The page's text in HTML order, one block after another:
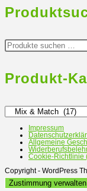
Suchen
Produkt-
Impressum
Allgemeine
Cookie-Richtlinie
Copyright - WordPress
Zustimmung verwalten